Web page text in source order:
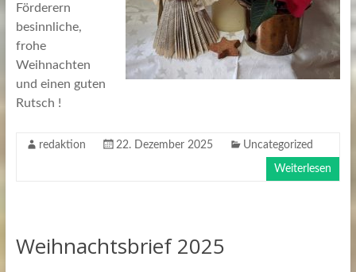
Förderern
besinnliche,
frohe
Weihnachten
und einen guten
Rutsch !
redaktion 22. Dezember 2025 Uncategorized
Weiterlesen
Weihnachtsbrief 2025